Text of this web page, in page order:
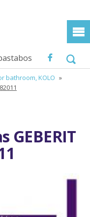
bathroom, KOLO »
GEBERIT